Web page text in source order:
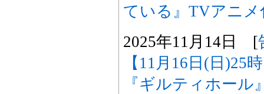
ている』TVアニメ
2025年11月14日 [
【11月16日(日)25
『ギルティホー